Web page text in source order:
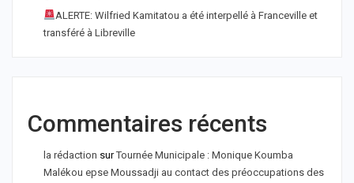
ALERTE: Wilfried Kamitatou a été interpellé à Franceville et
transféré à Libreville
Commentaires récents
la rédaction surTournée Municipale : Monique Koumba
Malékou epse Moussadji au contact des préoccupations des